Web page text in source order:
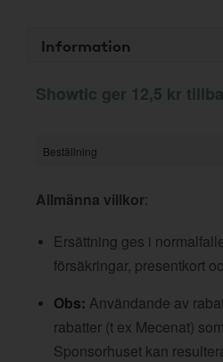
Information
Showtic ger 12,5 kr
Beställning
Allmänna villkor:
Ersättning ges i
försäkringar, presentkort
Obs: Användande av
rabatter (t ex Mecenat)
Sponsorhuset kan